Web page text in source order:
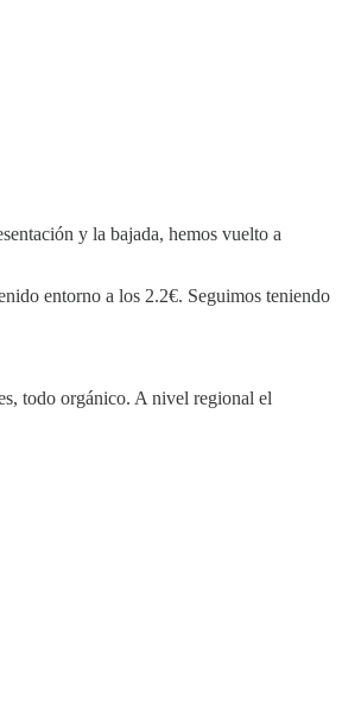
y la bajada, hemos vuelto a
entorno a los 2.2€. Seguimos teniendo
todo orgánico. A nivel regional el